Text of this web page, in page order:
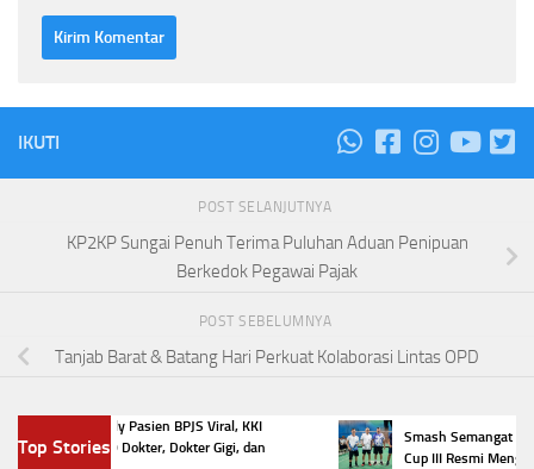
IKUTI
POST SELANJUTNYA
KP2KP Sungai Penuh Terima Puluhan Aduan Penipuan
Berkedok Pegawai Pajak
POST SEBELUMNYA
Tanjab Barat & Batang Hari Perkuat Kolaborasi Lintas OPD
Top Stories
Kasus Bully Pasien BPJS Viral, KKI
Periksa 10 Dokter, Dokter Gigi, dan
Smash Semangat
Cup III Resmi